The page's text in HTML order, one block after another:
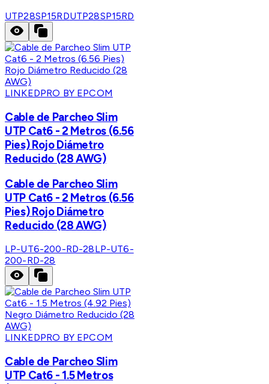
UTP28SP15RDUTP28SP15RD
LINKEDPRO BY EPCOM
Cable de Parcheo Slim
UTP Cat6 - 2 Metros (6.56
Pies) Rojo Diámetro
Reducido (28 AWG)
Cable de Parcheo Slim
UTP Cat6 - 2 Metros (6.56
Pies) Rojo Diámetro
Reducido (28 AWG)
LP-UT6-200-RD-28LP-UT6-
200-RD-28
LINKEDPRO BY EPCOM
Cable de Parcheo Slim
UTP Cat6 - 1.5 Metros